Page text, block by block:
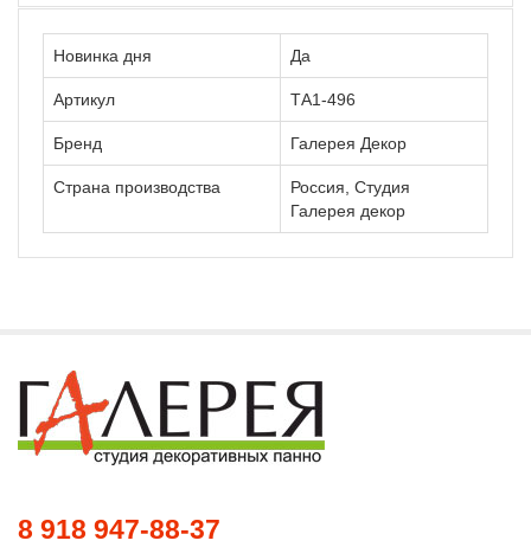
Новинка дня Да
Артикул ТА1-496
Бренд Галерея Декор
Страна производства
Россия, Студия
Галерея декор
8 918 947-88-37